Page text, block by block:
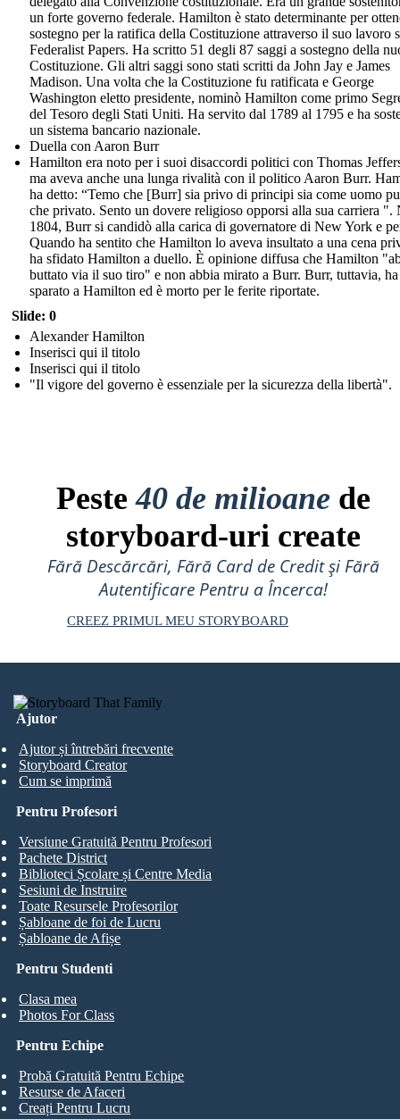
un forte governo federale. Hamilton è stato determinante per
sostegno per la ratifica della Costituzione attraverso il suo lavoro
Federalist Papers. Ha scritto 51 degli 87 saggi a sostegno della
Costituzione. Gli altri saggi sono stati scritti da John Jay e James
Madison. Una volta che la Costituzione fu ratificata e George
Washington eletto presidente, nominò Hamilton come primo
del Tesoro degli Stati Uniti. Ha servito dal 1789 al 1795 e ha
un sistema bancario nazionale.
Duella con Aaron Burr
Hamilton era noto per i suoi disaccordi politici con Thomas
ma aveva anche una lunga rivalità con il politico Aaron Burr.
ha detto: “Temo che [Burr] sia privo di principi sia come uomo
che privato. Sento un dovere religioso opporsi alla sua carriera ".
1804, Burr si candidò alla carica di governatore di New York e
Quando ha sentito che Hamilton lo aveva insultato a una cena
ha sfidato Hamilton a duello. È opinione diffusa che Hamilton
buttato via il suo tiro" e non abbia mirato a Burr. Burr, tuttavia, ha
sparato a Hamilton ed è morto per le ferite riportate.
Slide: 0
Alexander Hamilton
Inserisci qui il titolo
Inserisci qui il titolo
"Il vigore del governo è essenziale per la sicurezza della libertà".
Peste40 de milioane de
storyboard-uri create
Fără Descărcări, Fără Card de Credit și Fără
Autentificare Pentru a Încerca!
CREEZ PRIMUL MEU STORYBOARD
Ajutor
Ajutor și întrebări frecvente
Storyboard Creator
Cum se imprimă
Pentru Studenti
Clasa mea
Photos For Class
Pentru Profesori
Versiune Gratuită Pentru Profesori
Pachete District
Biblioteci Școlare și Centre Media
Sesiuni de Instruire
Toate Resursele Profesorilor
Șabloane de foi de Lucru
Șabloane de Afișe
Pentru Echipe
Probă Gratuită Pentru Echipe
Resurse de Afaceri
Creați Pentru Lucru